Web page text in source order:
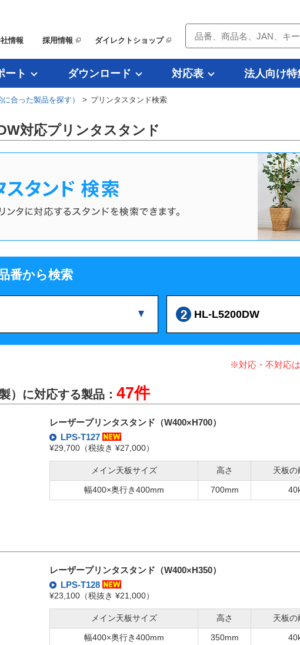
情報 採用情報 ダイレクトショップ
ート ダウンロード 対応表 法人向け特
合った製品を探す） > プリンタスタンド検索
対応プリンタスタンド
番から検索
HL-L5200DW
※対応・不対応
）に対応する製品： 47件
レーザープリンタスタンド（W400×H700）
LPS-T127
¥29,700（税抜き ¥27,000）
メイン天板サイズ 高さ 天板の
幅400×奥行き400mm 700mm
レーザープリンタスタンド（W400×H350）
LPS-T128
¥23,100（税抜き ¥21,000）
メイン天板サイズ 高さ 天板の
幅400×奥行き400mm 350mm